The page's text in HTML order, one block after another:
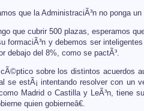
que la AdministraciÃ³n no ponga
que cubrir 500 plazas, esperamos
y debemos ser
debajo del 8%, como se pactÃ³.
sobre los distintos acuerdos
estÃ¡ intentando resolver con un
Madrid o Castilla y LeÃ³n, tiene
quien gobierneâ€.